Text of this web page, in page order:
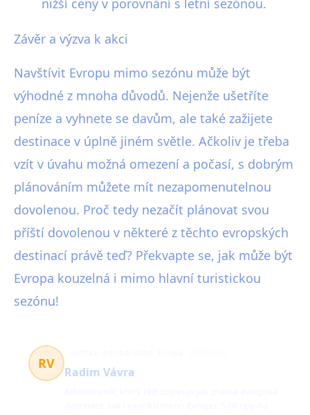
nižší ceny v porovnání s letní sezónou.
Závěr a výzva k akci
Navštívit Evropu mimo sezónu může být
výhodné z mnoha důvodů. Nejenže ušetříte
peníze a vyhnete se davům, ale také zažijete
destinace v úplně jiném světle. Ačkoliv je třeba
vzít v úvahu možná omezení a počasí, s dobrým
plánováním můžete mít nezapomenutelnou
dovolenou. Proč tedy nezačít plánovat svou
příští dovolenou v některé z těchto evropských
destinací právě teď? Překvapte se, jak může být
Evropa kouzelná i mimo hlavní turistickou
sezónu!
RV
Radim Vávra